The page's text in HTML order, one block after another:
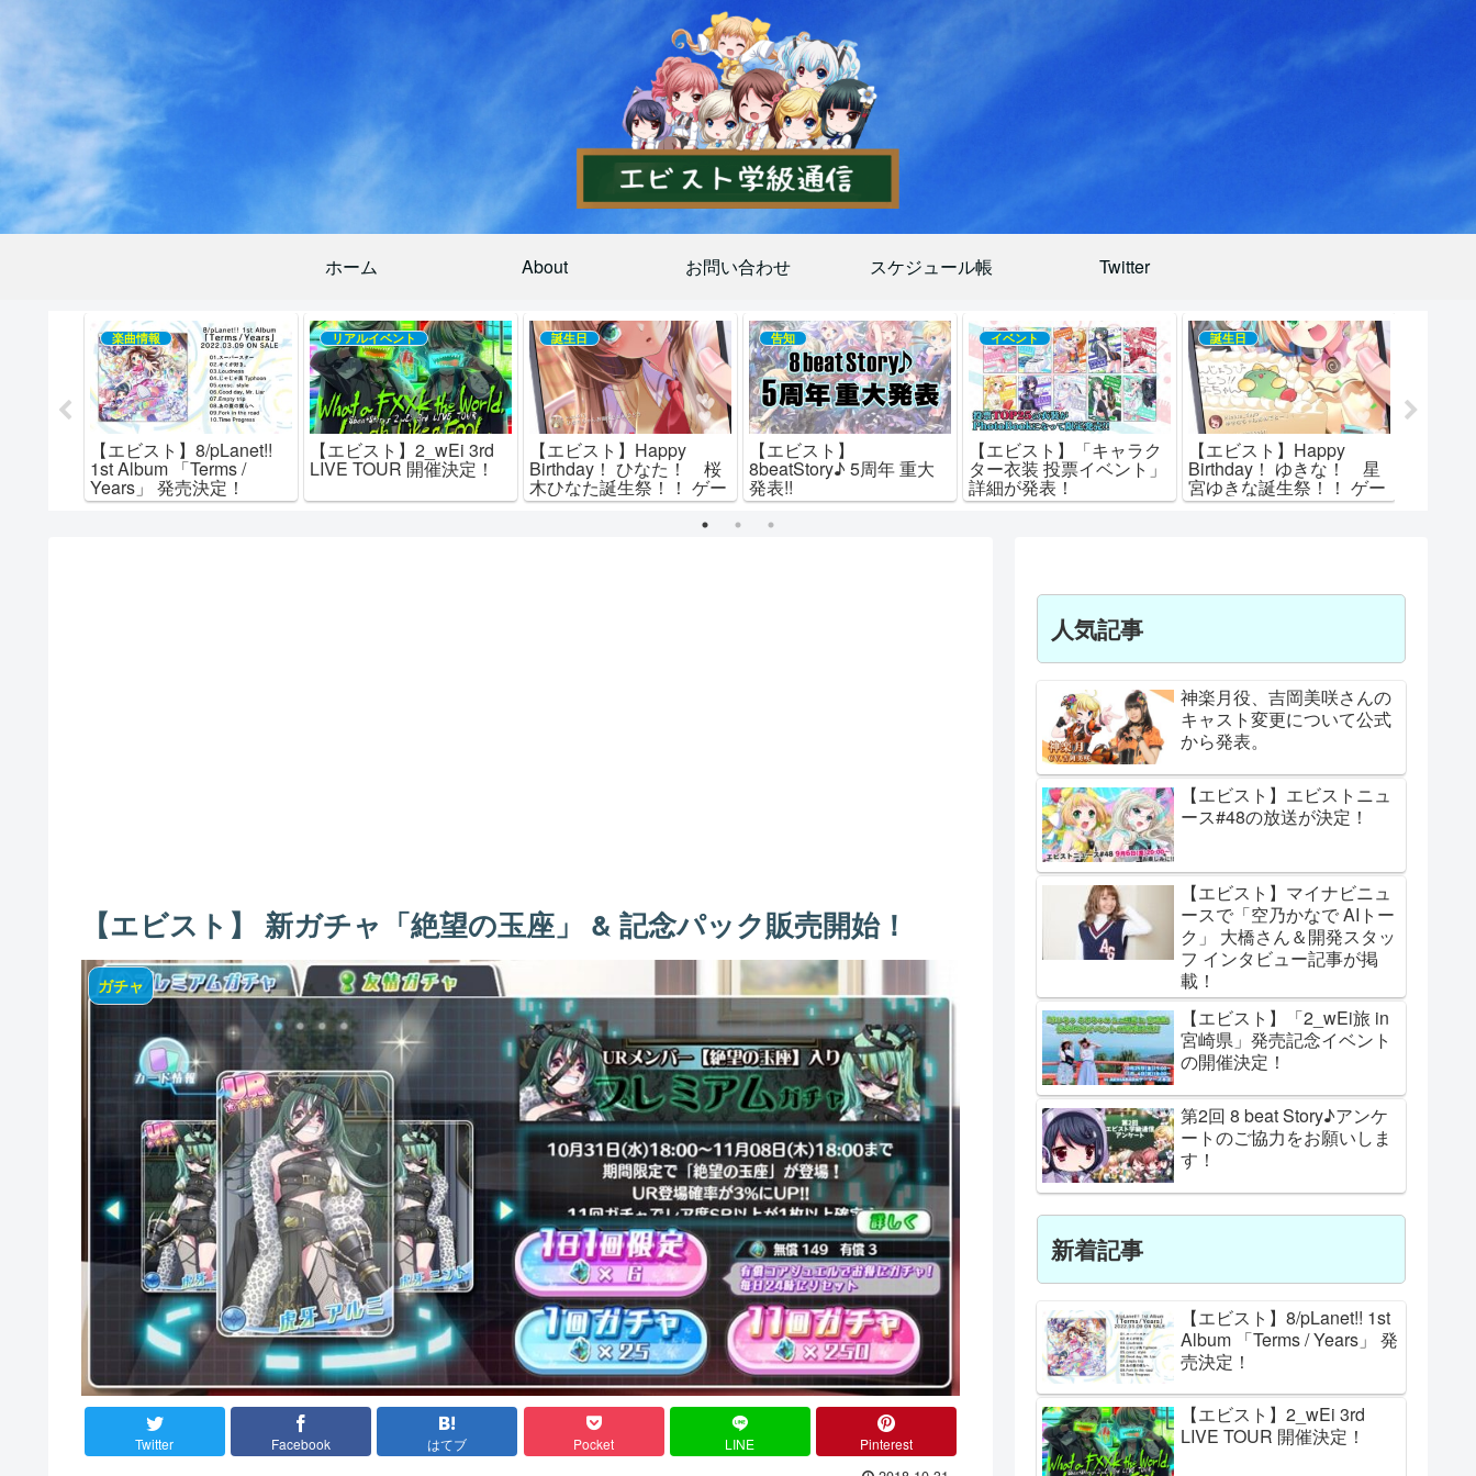
ホーム About お問い合わせ スケジュール帳 Twitter
楽曲情報
【エビスト】8/pLanet!!
1st Album 「Terms /
Years」 発売決定！
リアルイベント
【エビスト】2_wEi 3rd
LIVE TOUR 開催決定！
誕生日
【エビスト】Happy
Birthday！ ひなた！ 桜
木ひなた誕生祭！！ ゲー
ム内でも様々なイベント
がスタート！ 2021年 Ver.
告知
【エビスト】
8beatStory♪ 5周年 重大
発表!!
イベント
【エビスト】「キャラク
ター衣装 投票イベント」
詳細が発表！
誕生日
【エビスト】Happy
Birthday！ ゆきな！ 星
宮ゆきな誕生祭！！ ゲー
ム内でも様々なイベント
【エビスト】 新ガチャ「絶望の玉座」 & 記念パック販売開始！
ガチャ
Twitter Facebook はてブ Pocket LINE Pinterest
人気記事
神楽月役、吉岡美咲さんの
キャスト変更について公式
から発表。
【エビスト】エビストニュ
ース#48の放送が決定！
【エビスト】マイナビニュ
ースで「空乃かなで AIトー
ク」 大橋さん＆開発スタッ
フ インタビュー記事が掲
載！
【エビスト】「2_wEi旅 in
宮崎県」発売記念イベント
の開催決定！
第2回 8 beat Story♪アンケ
ートのご協力をお願いしま
す！
新着記事
【エビスト】8/pLanet!! 1st
Album 「Terms / Years」 発
売決定！
【エビスト】2_wEi 3rd
LIVE TOUR 開催決定！